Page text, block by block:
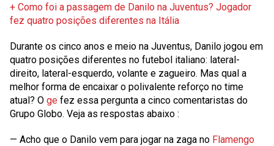
+ Como foi a passagem de Danilo na Juventus? Jogador
fez quatro posições diferentes na Itália
Durante os cinco anos e meio na Juventus, Danilo jogou em
quatro posições diferentes no futebol italiano: lateral-
direito, lateral-esquerdo, volante e zagueiro. Mas qual a
melhor forma de encaixar o polivalente reforço no time
atual? O ge fez essa pergunta a cinco comentaristas do
Grupo Globo. Veja as respostas abaixo :
— Acho que o Danilo vem para jogar na zaga no Flamengo